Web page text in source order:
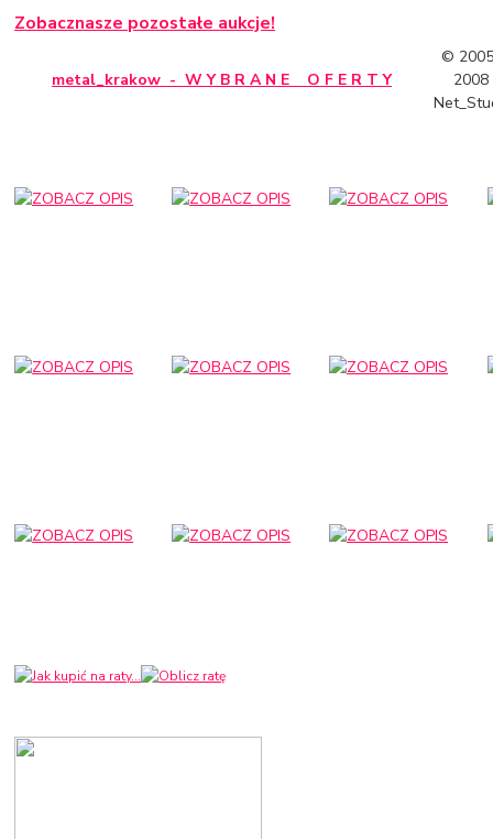
Zobacznasze pozostałe aukcje!
metal_krakow - W Y B R A N E O F E R T Y
©
2008